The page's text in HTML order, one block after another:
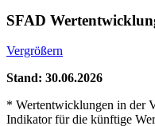
SFAD
Vergrößern
Stand: 30.06.2026
* Wertentwicklungen in der
Indikator für die künftige